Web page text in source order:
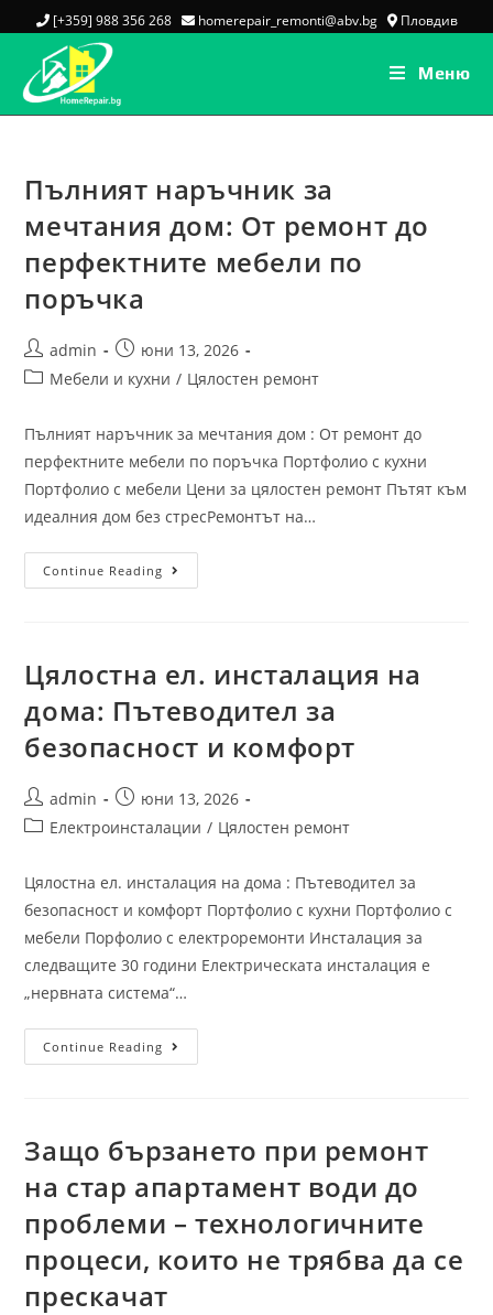
[+359] 988 356 268 homerepair_remonti@abv.bg Пловдив
Меню
Пълният наръчник за
мечтания дом: От ремонт до
перфектните мебели по
поръчка
admin
юни 13, 2026
Мебели и кухни / Цялостен ремонт
Пълният наръчник за мечтания дом : От ремонт до
перфектните мебели по поръчка Портфолио с кухни
Портфолио с мебели Цени за цялостен ремонт Пътят към
идеалния дом без стресРемонтът на…
Continue Reading
Цялостна ел. инсталация на
дома: Пътеводител за
безопасност и комфорт
admin
юни 13, 2026
Електроинсталации / Цялостен ремонт
Цялостна ел. инсталация на дома : Пътеводител за
безопасност и комфорт Портфолио с кухни Портфолио с
мебели Порфолио с електроремонти Инсталация за
следващите 30 години Електрическата инсталация е
„нервната система“…
Continue Reading
Защо бързането при ремонт
на стар апартамент води до
проблеми – технологичните
процеси, които не трябва да се
прескачат